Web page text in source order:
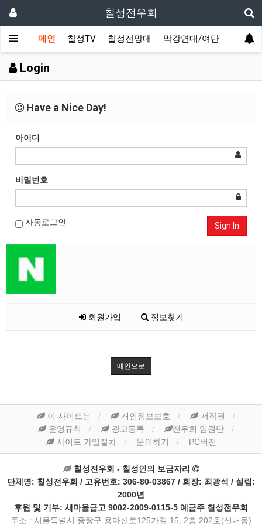
칠성전우회
메인 칠성TV 칠성전망대 막강연대/여단 사단
Login
Have a Nice Day!
아이디
비밀번호
자동로그인 Sign In
회원가입 정보찾기
메인으로
이 사이트는 개인정보보호
저작권
운영규칙
광고등록
전우회 임원단
사이트 가입절차
문의하기 PC버전
칠성전우회 - 칠성인의 보금자리
단체명: 칠성전우회 / 고유번호: 306-80-03867 / 회장: 최광석 / 설립:
2000년
후원 및 기부: 새마을금고 9002-2009-0115-5 예금주 칠성전우회
주소 : 서울특별시 중랑구 용마산로125가길 15, 2층 202호(신내동)